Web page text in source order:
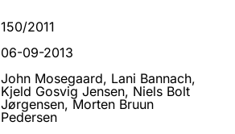
150/2011
06-09-2013
John Mosegaard, Lani Bannach,
Kjeld Gosvig Jensen, Niels Bolt
Jørgensen, Morten Bruun
Pedersen